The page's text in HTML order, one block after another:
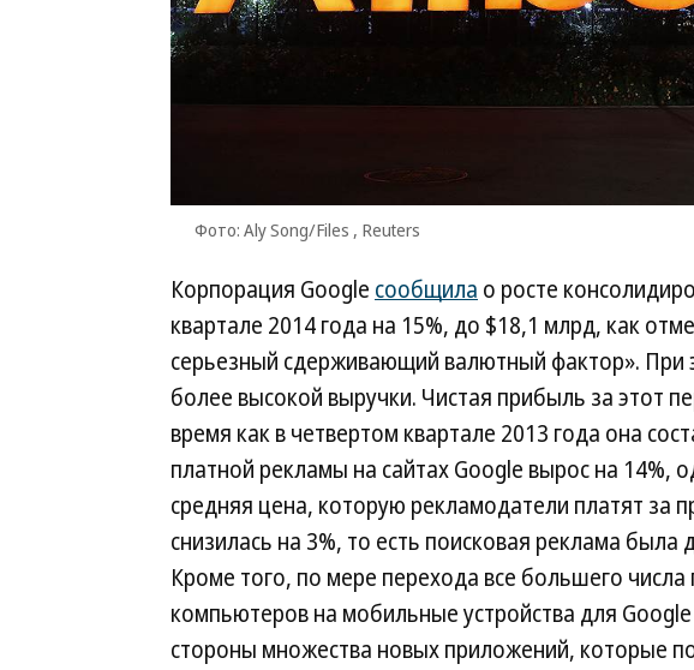
Фото: Aly Song/Files , Reuters
Корпорация Google сообщила о росте
квартале 2014 года на 15%, до $18,1 млрд, как
серьезный сдерживающий валютный фактор». При
более высокой выручки. Чистая прибыль за этот
время как в четвертом квартале 2013 года она
платной рекламы на сайтах Google вырос на 14%,
средняя цена, которую рекламодатели платят за
снизилась на 3%, то есть поисковая реклама
Кроме того, по мере перехода все большего
компьютеров на мобильные устройства для
стороны множества новых приложений, которые